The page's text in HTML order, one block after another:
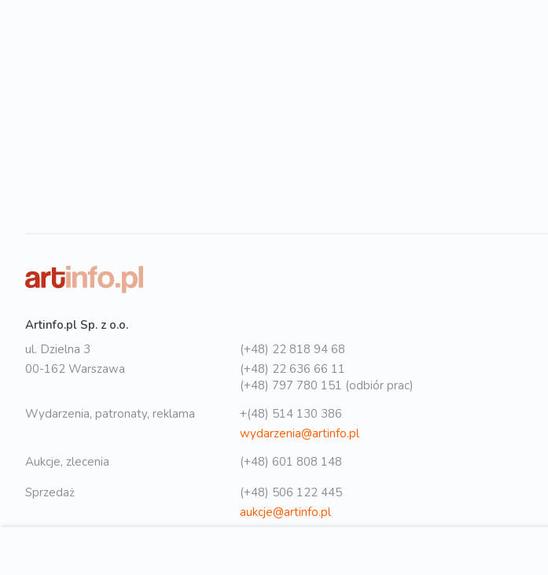
Artinfo.pl Sp. z o.o.
ul. Dzielna 3
00-162 Warszawa
(+48) 22 818 94 68
(+48) 22 636 66 11
(+48) 797 780 151 (odbiór prac)
Wydarzenia, patronaty, reklama
+(48) 514 130 386
wydarzenia@artinfo.pl
Aukcje, zlecenia
(+48) 601 808 148
Sprzedaż
(+48) 506 122 445
aukcje@artinfo.pl